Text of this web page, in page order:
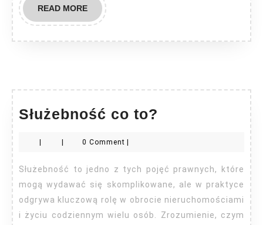
READ MOREREAD
MORE
Służebność co to?
0 Comment
Służebność to jedno z tych pojęć prawnych, które
mogą wydawać się skomplikowane, ale w praktyce
odgrywa kluczową rolę w obrocie nieruchomościami
i życiu codziennym wielu osób. Zrozumienie, czym